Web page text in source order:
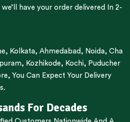
we’ll have your order delivered In 2-
, Kolkata, Ahmedabad , Noida, Cha
, Kozhikode, Kochi, Puducher
You Can Expect Your Delivery
For Decades